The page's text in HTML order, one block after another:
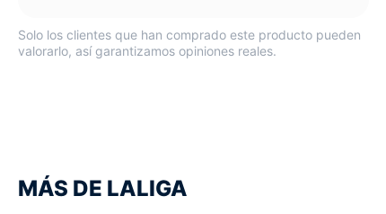
Solo los clientes que han comprado este producto pueden
valorarlo, así garantizamos opiniones reales.
MÁS DE LALIGA